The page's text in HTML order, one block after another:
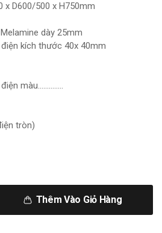
x D600/500 x H750mm
dày 25mm
kích thước 40x 40mm
màu…………..
tròn)
Thêm Vào Giỏ Hàng